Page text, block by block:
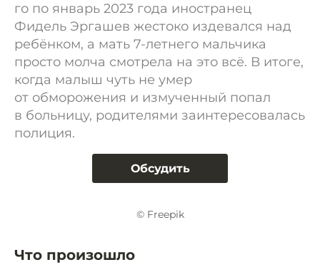
го по январь 2023 года иностранец
Фидель Эргашев жестоко издевался над
ребёнком, а мать 7-летнего мальчика
просто молча смотрела на это всё. В итоге,
когда малыш чуть не умер
от обморожения и измученный попал
в больницу, родителями заинтересовалась
полиция.
Обсудить
© Freepik
Что произошло